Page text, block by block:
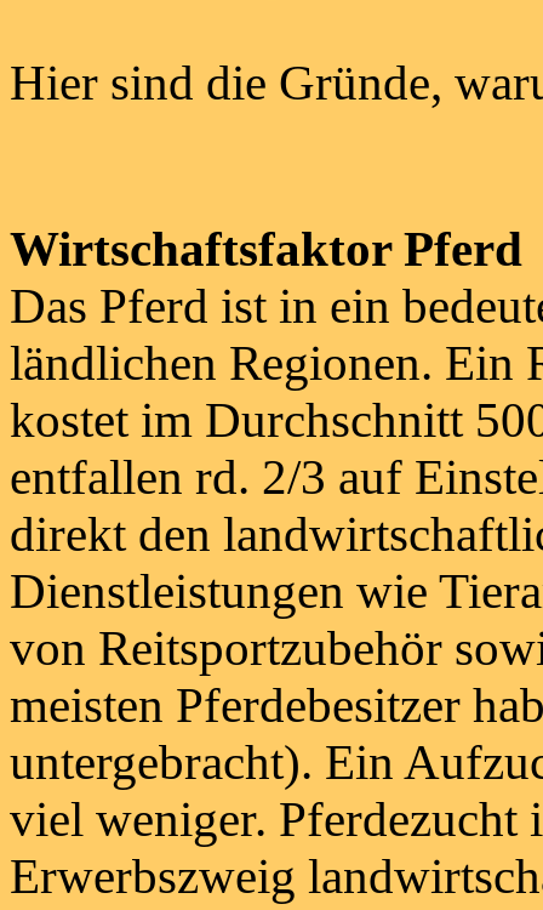
Hier sind die Gründe,
Wirtschaftsfaktor Pferd
Das Pferd ist in ein
ländlichen Regionen. Ein
kostet im Durchschnitt
entfallen rd. 2/3 auf
direkt den
Dienstleistungen wie
von Reitsportzubehör
meisten Pferdebesitzer
untergebracht). Ein
viel weniger. Pferdezucht
Erwerbszweig